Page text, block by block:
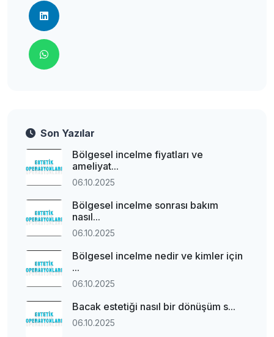
Son Yazılar
Bölgesel incelme fiyatları ve
ameliyat...
06.10.2025
Bölgesel incelme sonrası bakım
nasıl...
06.10.2025
Bölgesel incelme nedir ve kimler için
...
06.10.2025
Bacak estetiği nasıl bir dönüşüm s...
06.10.2025